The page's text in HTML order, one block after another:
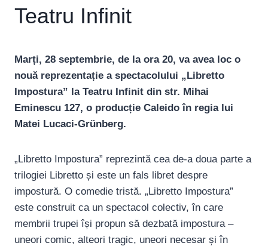
Teatru Infinit
Marți, 28 septembrie, de la ora 20, va avea loc o
nouă reprezentație a spectacolului „Libretto
Impostura” la Teatru Infinit din str. Mihai
Eminescu 127, o producție Caleido în regia lui
Matei Lucaci-Grünberg.
„Libretto Impostura” reprezintă cea de-a doua parte a
trilogiei Libretto și este un fals libret despre
impostură. O comedie tristă. „Libretto Impostura”
este construit ca un spectacol colectiv, în care
membrii trupei își propun să dezbată impostura –
uneori comic, alteori tragic, uneori necesar și în